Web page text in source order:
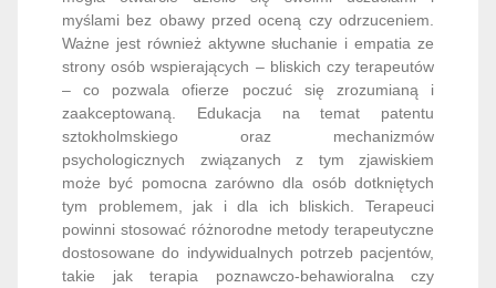
myślami bez obawy przed oceną czy odrzuceniem.
Ważne jest również aktywne słuchanie i empatia ze
strony osób wspierających – bliskich czy terapeutów
– co pozwala ofierze poczuć się zrozumianą i
zaakceptowaną. Edukacja na temat patentu
sztokholmskiego oraz mechanizmów
psychologicznych związanych z tym zjawiskiem
może być pomocna zarówno dla osób dotkniętych
tym problemem, jak i dla ich bliskich. Terapeuci
powinni stosować różnorodne metody terapeutyczne
dostosowane do indywidualnych potrzeb pacjentów,
takie jak terapia poznawczo-behawioralna czy